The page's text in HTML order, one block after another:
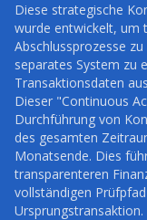
Diese strategische
wurde entwickelt, um
Abschlussprozesse
separates System zu
Transaktionsdaten
Dieser "Continuous
Durchführung von
des gesamten
Monatsende. Dies
transparenteren
vollständigen
Ursprungstransaktion.